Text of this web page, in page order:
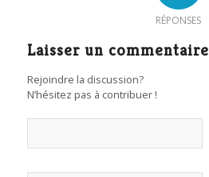
RÉPONSES
Laisser un commentaire
Rejoindre la discussion?
N’hésitez pas à contribuer !